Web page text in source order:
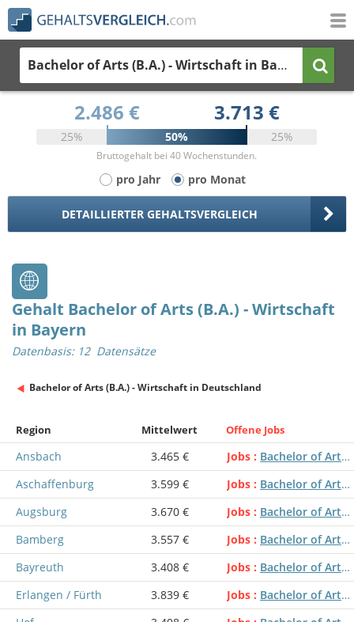
Bachelor of Arts (B.A.) - Wirtschaft in Bayern
2.486 € 3.713 €
25% 50% 25%
Bruttogehalt bei 40 Wochenstunden.
pro Jahr pro Monat
DETAILLIERTER GEHALTSVERGLEICH
Gehalt Bachelor of Arts (B.A.) - Wirtschaft
in Bayern
Datenbasis: 12 Datensätze
Bachelor of Arts (B.A.) - Wirtschaft in Deutschland
Region Mittelwert Offene Jobs
Ansbach 3.465 € Jobs
Bachelor of Arts (B.A.) - Wirtschaft
Aschaffenburg
3.599 € Jobs
Bachelor of Arts (B.A.) - Wirtschaft
Augsburg
3.670 € Jobs
Bachelor of Arts (B.A.) - Wirtschaft
Bamberg
3.557 € Jobs
Bachelor of Arts (B.A.) - Wirtschaft
Bayreuth
3.408 € Jobs
Bachelor of Arts (B.A.) - Wirtschaft
Erlangen / Fürth
3.839 € Jobs
Bachelor of Arts (B.A.) - Wirtschaft